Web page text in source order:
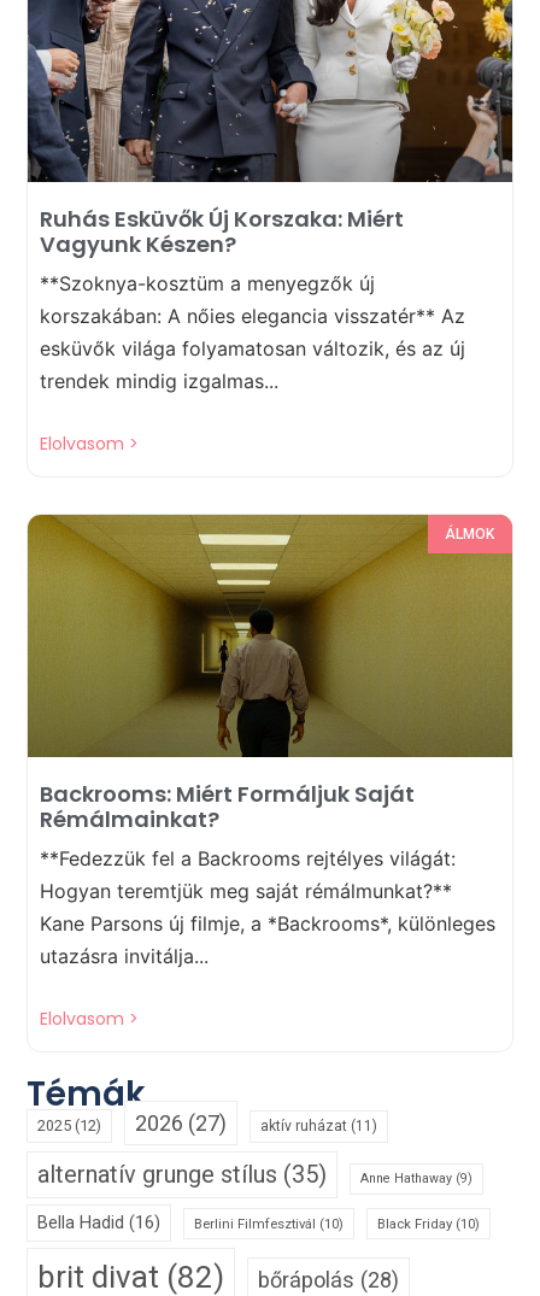
Ruhás Esküvők Új Korszaka: Miért
Vagyunk Készen?
**Szoknya-kosztüm a menyegzők új
korszakában: A nőies elegancia visszatér** Az
esküvők világa folyamatosan változik, és az új
trendek mindig izgalmas...
Elolvasom >
ÁLMOK
Backrooms: Miért Formáljuk Saját
Rémálmainkat?
**Fedezzük fel a Backrooms rejtélyes világát:
Hogyan teremtjük meg saját rémálmunkat?**
Kane Parsons új filmje, a *Backrooms*, különleges
utazásra invitálja...
Elolvasom >
Témák
2025 (12) 2026 (27) aktív ruházat (11)
alternatív grunge stílus (35) Anne Hathaway (9)
Bella Hadid (16) Berlini Filmfesztivál (10) Black Friday (10)
brit divat (82) bőrápolás (28)